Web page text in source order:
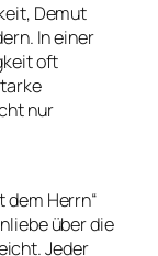
Demut
In einer
oft
nur
dem Herrn“
über die
Jeder